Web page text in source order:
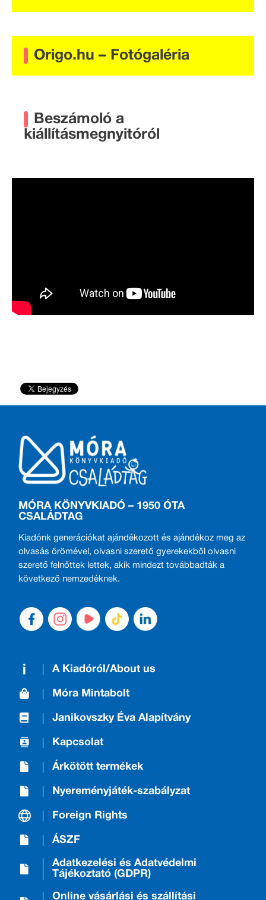
Origo.hu – Fotógaléria
Beszámoló a
kiállításmegnyitóról
MÓRA KÖNYVKIADÓ – 1950 ÓTA
CSALÁDTAG
Kiadónk generációkat ajándékozott és ajándékoz meg az
olvasás örömével, olvasni szerető gyerekekből olvasni
szerető felnőttek lettek, akik mindezt továbbadták a
következő nemzedéknek.
A Kiadóról/About us
Móra Mintabolt
Janikovszky Éva Alapítvány
Kapcsolat
Árkötött termékek
Nyereményjáték-szabályzat
Foreign Rights
ÁSZF
Adatkezelési és Adatvédelmi
Tájékoztató (GDPR)
Online vásárlási és szállítási